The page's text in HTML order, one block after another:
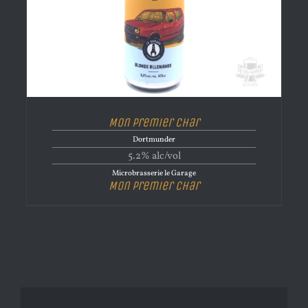
Mon Premier Char
Dortmunder
5.2% alc/vol
Microbrasserie le Garage
Mon Premier Char